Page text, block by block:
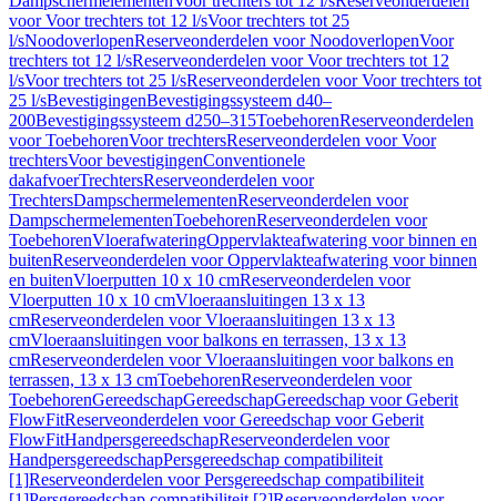
voor Voor trechters tot 12 l/sVoor trechters tot 25
l/sNoodoverlopenReserveonderdelen voor NoodoverlopenVoor
trechters tot 12 l/sReserveonderdelen voor Voor trechters tot 12
l/sVoor trechters tot 25 l/sReserveonderdelen voor Voor trechters tot
25 l/sBevestigingenBevestigingssysteem d40–
200Bevestigingssysteem d250–315ToebehorenReserveonderdelen
voor ToebehorenVoor trechtersReserveonderdelen voor Voor
trechtersVoor bevestigingenConventionele
dakafvoerTrechtersReserveonderdelen voor
TrechtersDampschermelementenReserveonderdelen voor
DampschermelementenToebehorenReserveonderdelen voor
ToebehorenVloerafwateringOppervlakteafwatering voor binnen en
buitenReserveonderdelen voor Oppervlakteafwatering voor binnen
en buitenVloerputten 10 x 10 cmReserveonderdelen voor
Vloerputten 10 x 10 cmVloeraansluitingen 13 x 13
cmReserveonderdelen voor Vloeraansluitingen 13 x 13
cmVloeraansluitingen voor balkons en terrassen, 13 x 13
cmReserveonderdelen voor Vloeraansluitingen voor balkons en
terrassen, 13 x 13 cmToebehorenReserveonderdelen voor
ToebehorenGereedschapGereedschapGereedschap voor Geberit
FlowFitReserveonderdelen voor Gereedschap voor Geberit
FlowFitHandpersgereedschapReserveonderdelen voor
HandpersgereedschapPersgereedschap compatibiliteit
[1]Reserveonderdelen voor Persgereedschap compatibiliteit